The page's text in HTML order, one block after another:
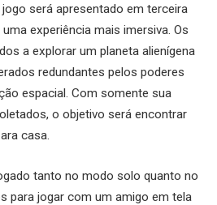
será apresentado em terceira
experiência mais imersiva. Os
a explorar um planeta alienígena
redundantes pelos poderes
espacial. Com somente sua
o objetivo será encontrar
casa.
tanto no modo solo quanto no
para jogar com um amigo em tela